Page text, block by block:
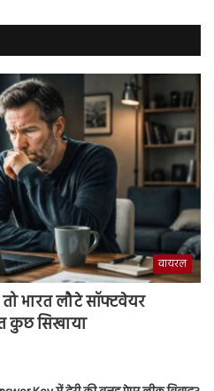
वायरल
भारत लौटे सॉफ्टवेयर
कुछ सिखाया